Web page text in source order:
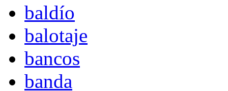
baldío
balotaje
bancos
banda